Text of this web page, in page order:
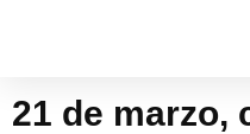
21 de marzo,